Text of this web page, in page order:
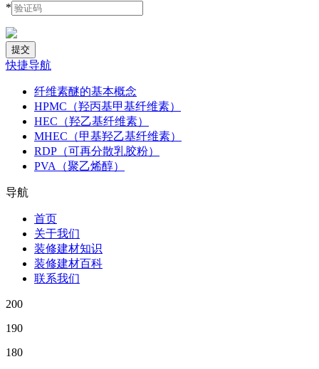
*
快捷导航
纤维素醚的基本概念
HPMC（羟丙基甲基纤维素）
HEC（羟乙基纤维素）
MHEC（甲基羟乙基纤维素）
RDP（可再分散乳胶粉）
PVA（聚乙烯醇）
导航
首页
关于我们
装修建材知识
装修建材百科
联系我们
200
190
180